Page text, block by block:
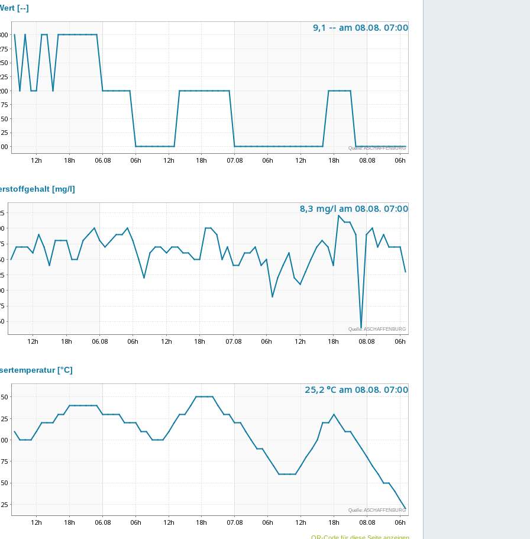
[--]
[mg/l]
[°C]
QR-Code für diese Seite anzeigen